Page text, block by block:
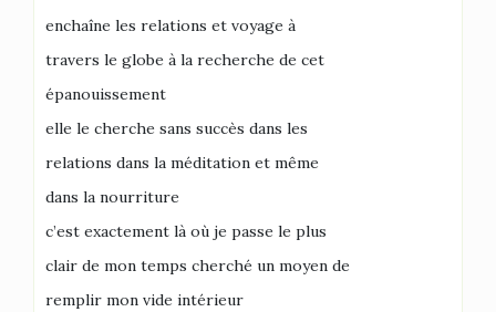
enchaîne les relations et voyage à
travers le globe à la recherche de cet
épanouissement
elle le cherche sans succès dans les
relations dans la méditation et même
dans la nourriture
c’est exactement là où je passe le plus
clair de mon temps cherché un moyen de
remplir mon vide intérieur